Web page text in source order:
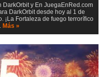
y En JuegaEnRed.com
DarkOrbit desde hoy al 1 de
¡La Fortaleza de fuego terrorífico
Más »